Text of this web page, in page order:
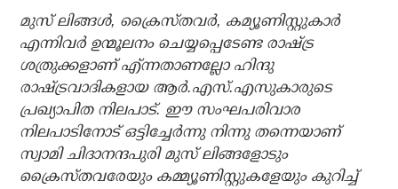
മുസ് ലിങ്ങള്‍, ക്രൈസ്തവര്‍, കമ്യൂണിസ്റ്റുകാര്‍
എന്നിവര്‍ ഉന്മൂലനം ചെയ്യപ്പെടേണ്ട രാഷ്ട്ര
ശത്രുക്കളാണ് എ്ന്നതാണല്ലോ ഹിന്ദു
രാഷ്ട്രവാദികളായ ആര്‍.എസ്.എസുകാരുടെ
പ്രഖ്യാപിത നിലപാട്. ഈ സംഘപരിവാര
നിലപാടിനോട് ഒട്ടിച്ചേര്‍ന്നു നിന്നു തന്നെയാണ്
സ്വാമി ചിദാനന്ദപുരി മുസ് ലിങ്ങളോടും
ക്രൈസ്തവരേയും കമ്മ്യൂണിസ്റ്റുകളേയും കുറിച്ച്